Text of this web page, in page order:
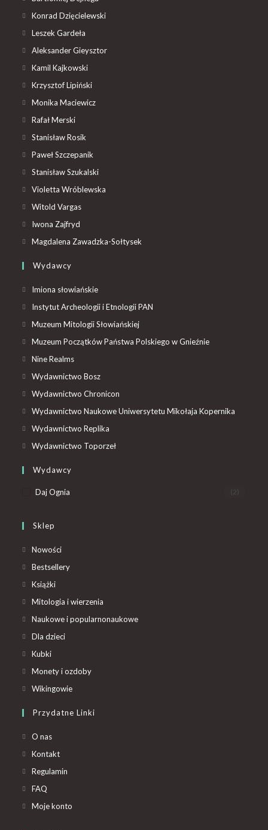
Konrad Dzięcielewski
Leszek Gardeła
Aleksander Gieysztor
Kamil Kajkowski
Krzysztof Lipiński
Monika Maciewicz
Rafał Merski
Stanisław Rosik
Paweł Szczepanik
Stanisław Szukalski
Violetta Wróblewska
Witold Vargas
Iwona Zajfryd
Magdalena Zawadzka-Sołtysek
Wydawcy
Imiona słowiańskie
Instytut Archeologii i Etnologii PAN
Muzeum Mitologii Słowiańskiej
Muzeum Początków Państwa Polskiego w Gnieźnie
Nine Realms
Wydawnictwo Bosz
Wydawnictwo Chronicon
Wydawnictwo Naukowe Uniwersytetu Mikołaja Kopernika
Wydawnictwo Replika
Wydawnictwo Toporzeł
Wydawcy
Daj Ognia (2)
Sklep
Nowości
Bestsellery
Książki
Mitologia i wierzenia
Naukowe i popularnonaukowe
Dla dzieci
Kubki
Monety i ozdoby
Wikingowie
Przydatne Linki
O nas
Kontakt
Regulamin
FAQ
Moje konto